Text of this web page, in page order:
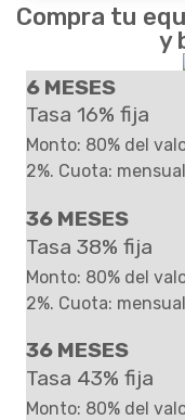
Compra tu
y
6 MESES
Tasa 16% fija
Monto: 80% del
2%. Cuota:
36 MESES
Tasa 38% fija
Monto: 80% del
2%. Cuota:
36 MESES
Tasa 43% fija
Monto: 80% del